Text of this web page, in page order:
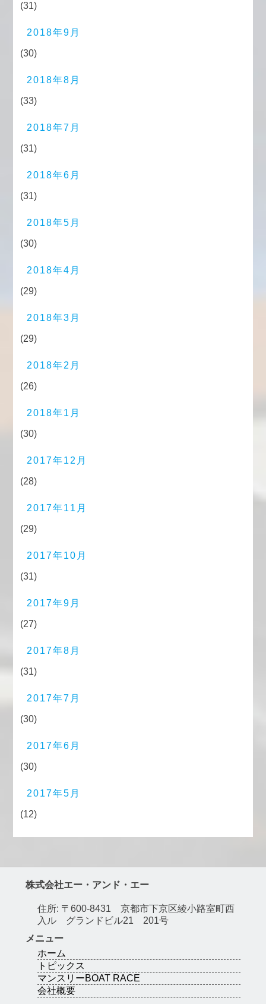
(31)
2018年9月
(30)
2018年8月
(33)
2018年7月
(31)
2018年6月
(31)
2018年5月
(30)
2018年4月
(29)
2018年3月
(29)
2018年2月
(26)
2018年1月
(30)
2017年12月
(28)
2017年11月
(29)
2017年10月
(31)
2017年9月
(27)
2017年8月
(31)
2017年7月
(30)
2017年6月
(30)
2017年5月
(12)
株式会社エー・アンド・エー
住所: 〒600-8431 京都市下京区綾小路室町西
入ル グランドビル21 201号
メニュー
ホーム
トピックス
マンスリーBOAT RACE
会社概要